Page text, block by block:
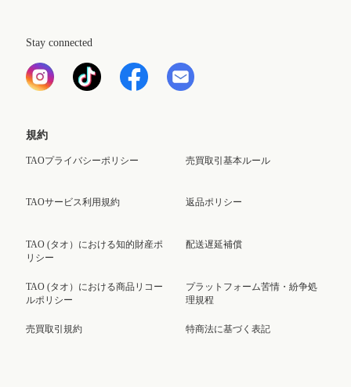
Stay connected
規約
TAOプライバシーポリシー
TAOサービス利用規約
TAO (タオ）における知的財産ポ
リシー
TAO (タオ）における商品リコー
ルポリシー
売買取引規約
売買取引基本ルール
返品ポリシー
配送遅延補償
プラットフォーム苦情・紛争処
理規程
特商法に基づく表記